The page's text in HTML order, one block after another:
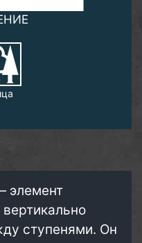
элемент
ступенями. Он